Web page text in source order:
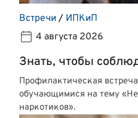
Встречи / ИПКиП
4 августа 2026
Знать, чтобы
Профилактическая
обучающимися на тему
наркотиков».